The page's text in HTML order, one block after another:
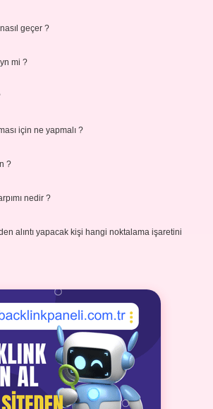
geçer ?
mi ?
için ne yapmalı ?
?
nedir ?
alıntı yapacak kişi hangi noktalama işaretini